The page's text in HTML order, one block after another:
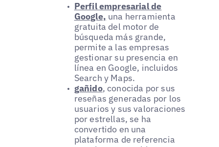
Perfil empresarial de
Google, una herramienta
gratuita del motor de
búsqueda más grande,
permite a las empresas
gestionar su presencia en
línea en Google, incluidos
Search y Maps.
gañido, conocida por sus
reseñas generadas por los
usuarios y sus valoraciones
por estrellas, se ha
convertido en una
plataforma de referencia